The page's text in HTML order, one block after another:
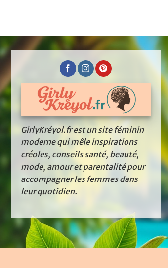
GirlyKréyol.fr est un site féminin
moderne qui mêle inspirations
créoles, conseils santé, beauté,
mode, amour et parentalité pour
accompagner les femmes dans
leur quotidien.